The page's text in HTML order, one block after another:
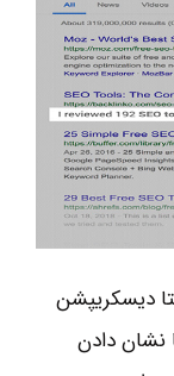
دیسکریپشن
نشان دادن